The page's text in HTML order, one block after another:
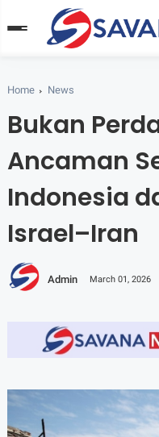
Home News
Bukan
Ancaman
Indonesia
Israel–Iran
Admin March 01, 2026